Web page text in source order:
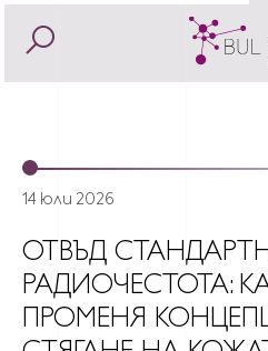
14 юли 2026
ОТВЪД
РАДИОЧЕСТОТА:
ПРОМЕНЯ